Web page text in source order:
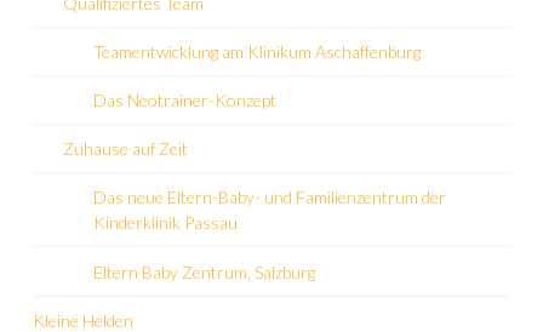
Teamentwicklung am Klinikum Aschaffenburg
Das Neotrainer-Konzept
Zuhause auf Zeit
Das neue Eltern-Baby- und Familienzentrum der
Kinderklinik Passau
Eltern Baby Zentrum, Salzburg
Kleine Helden